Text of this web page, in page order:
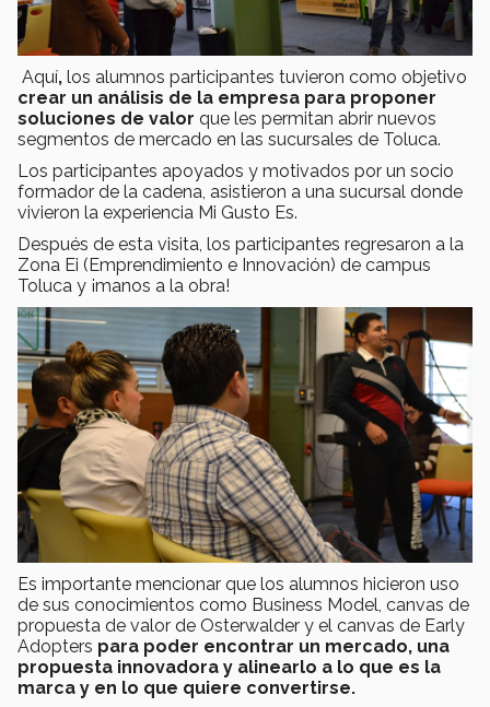
Aquí, los alumnos participantes tuvieron como objetivo
crear un análisis de la empresa para proponer
soluciones de valor que les permitan abrir nuevos
segmentos de mercado en las sucursales de Toluca.
Los participantes apoyados y motivados por un socio
formador de la cadena, asistieron a una sucursal donde
vivieron la experiencia Mi Gusto Es.
Después de esta visita, los participantes regresaron a la
Zona Ei (Emprendimiento e Innovación) de campus
Toluca y ¡manos a la obra!
Es importante mencionar que los alumnos hicieron uso
de sus conocimientos como Business Model, canvas de
propuesta de valor de Osterwalder y el canvas de Early
Adopters para poder encontrar un mercado, una
propuesta innovadora y alinearlo a lo que es la
marca y en lo que quiere convertirse.